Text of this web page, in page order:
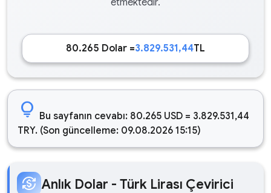
etmektedir.
80.265 Dolar =3.829.531,44TL
lightbulb Bu sayfanın cevabı: 80.265 USD = 3.829.531,44
TRY. (Son güncelleme: 09.08.2026 15:15)
currency_exchange Anlık Dolar - Türk Lirası Çevirici